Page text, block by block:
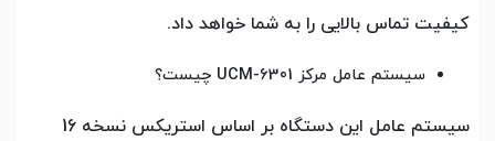
کیفیت تماس بالایی را به شما خواهد داد.
سیستم عامل مرکز UCM-6301 چیست؟
سیستم عامل این دستگاه بر اساس استریکس نسخه 16